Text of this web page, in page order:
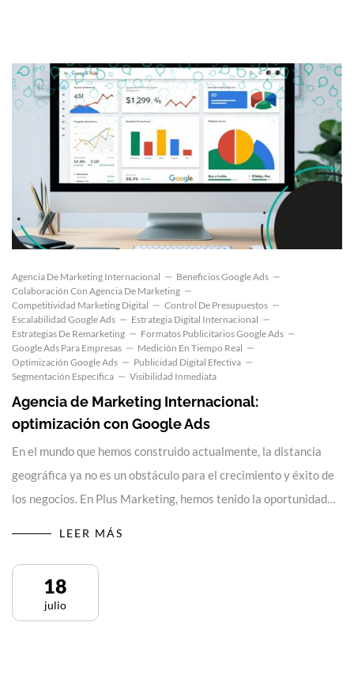
Agencia De Marketing Internacional
Beneficios Google Ads
Colaboración Con Agencia De Marketing
Competitividad Marketing Digital
Control De Presupuestos
Escalabilidad Google Ads
Estrategia Digital Internacional
Estrategias De Remarketing
Formatos Publicitarios Google Ads
Google Ads Para Empresas
Medición En Tiempo Real
Optimización Google Ads
Publicidad Digital Efectiva
Segmentación Específica
Visibilidad Inmediata
Agencia de Marketing Internacional:
optimización con Google Ads
En el mundo que hemos construido actualmente, la distancia
geográfica ya no es un obstáculo para el crecimiento y éxito de
los negocios. En Plus Marketing, hemos tenido la oportunidad…
LEER MÁS
18
julio